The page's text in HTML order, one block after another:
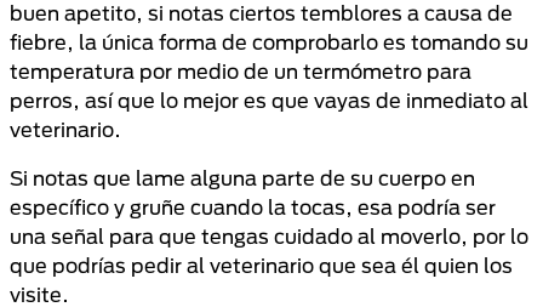
buen apetito, si notas ciertos temblores a causa de
fiebre, la única forma de comprobarlo es tomando su
temperatura por medio de un termómetro para
perros, así que lo mejor es que vayas de inmediato al
veterinario.
Si notas que lame alguna parte de su cuerpo en
específico y gruñe cuando la tocas, esa podría ser
una señal para que tengas cuidado al moverlo, por lo
que podrías pedir al veterinario que sea él quien los
visite.